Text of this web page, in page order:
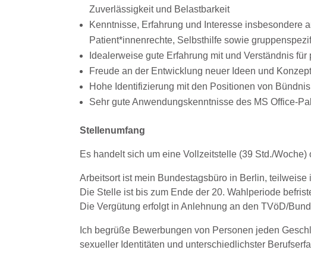
Zuverlässigkeit und Belastbarkeit
Kenntnisse, Erfahrung und Interesse insbesondere
Patient*innenrechte, Selbsthilfe sowie
Idealerweise gute Erfahrung mit und Verständnis
Freude an der Entwicklung neuer Ideen und
Hohe Identifizierung mit den Positionen von
Sehr gute Anwendungskenntnisse des MS Office-
Stellenumfang
Es handelt sich um eine Vollzeitstelle (39 Std./Woche)
Arbeitsort ist mein Bundestagsbüro in Berlin, teilweise
Die Stelle ist bis zum Ende der 20. Wahlperiode
Die Vergütung erfolgt in Anlehnung an den TVöD/
Ich begrüße Bewerbungen von Personen jeden
sexueller Identitäten und unterschiedlichster